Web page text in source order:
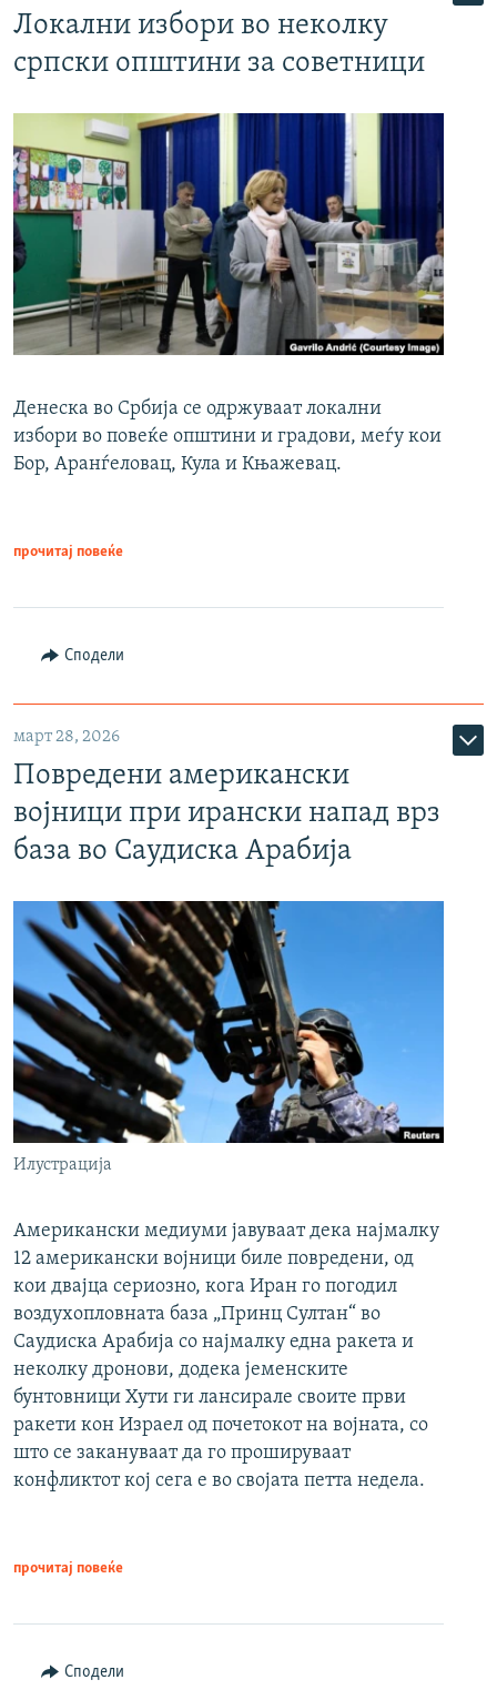
Локални избори во неколку
српски општини за советници
Денеска во Србија се одржуваат локални
избори во повеќе општини и градови, меѓу кои
Бор, Аранѓеловац, Кула и Књажевац.
прочитај повеќе
Сподели
март 28, 2026
Повредени американски
војници при ирански напад врз
база во Саудиска Арабија
Илустрација
Американски медиуми јавуваат дека најмалку
12 американски војници биле повредени, од
кои двајца сериозно, кога Иран го погодил
воздухопловната база „Принц Султан“ во
Саудиска Арабија со најмалку една ракета и
неколку дронови, додека јеменските
бунтовници Хути ги лансирале своите први
ракети кон Израел од почетокот на војната, со
што се закануваат да го прошируваат
конфликтот кој сега е во својата петта недела.
прочитај повеќе
Сподели